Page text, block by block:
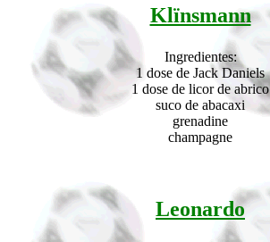
Klïnsmann
Ingredientes:
1 dose de Jack Daniels
1 dose de licor de abrico
suco de abacaxi
grenadine
champagne
Leonardo